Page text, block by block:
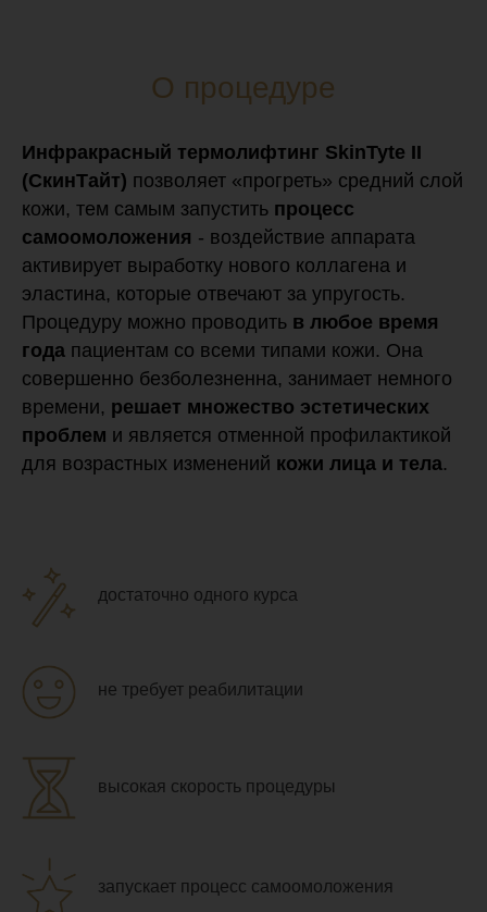
О процедуре
Инфракрасный термолифтинг SkinTyte II
(СкинТайт) позволяет «прогреть» средний слой
кожи, тем самым запустить процесс
самоомоложения - воздействие аппарата
активирует выработку нового коллагена и
эластина, которые отвечают за упругость.
Процедуру можно проводить в любое время
года пациентам со всеми типами кожи. Она
совершенно безболезненна, занимает немного
времени, решает множество эстетических
проблем и является отменной профилактикой
для возрастных изменений кожи лица и тела.
достаточно одного курса
не требует реабилитации
высокая скорость процедуры
запускает процесс самоомоложения